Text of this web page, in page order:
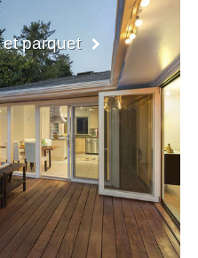
parquet